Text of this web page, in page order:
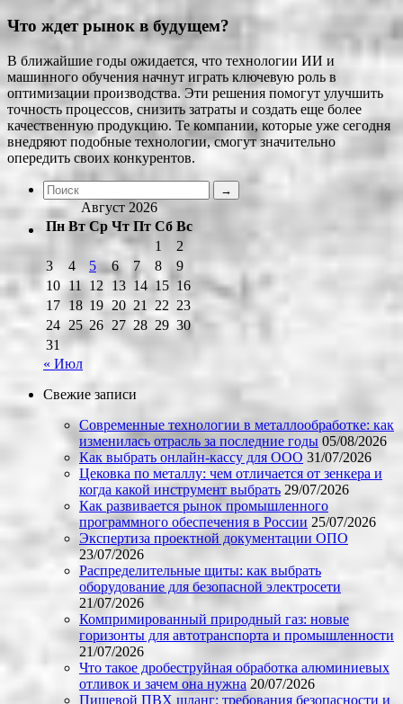
Что ждет рынок в будущем?
В ближайшие годы ожидается, что технологии ИИ и
машинного обучения начнут играть ключевую роль в
оптимизации производства. Эти решения помогут улучшить
точность процессов, снизить затраты и создать еще более
качественную продукцию. Те компании, которые уже сегодня
внедряют подобные технологии, смогут значительно
опередить своих конкурентов.
Август 2026
Пн Вт Ср Чт Пт Сб Вс
1
2
3
4 5 6 7 8
9
10 11 12 13 14 15 16
17 18 19 20 21 22 23
24 25 26 27 28 29 30
31
« Июл
Свежие записи
Современные технологии в металлообработке: как
изменилась отрасль за последние годы 05/08/2026
Как выбрать онлайн-кассу для ООО 31/07/2026
Цековка по металлу: чем отличается от зенкера и
когда какой инструмент выбрать 29/07/2026
Как развивается рынок промышленного
программного обеспечения в России 25/07/2026
Экспертиза проектной документации ОПО
23/07/2026
Распределительные щиты: как выбрать
оборудование для безопасной электросети
21/07/2026
Компримированный природный газ: новые
горизонты для автотранспорта и промышленности
21/07/2026
Что такое дробеструйная обработка алюминиевых
отливок и зачем она нужна 20/07/2026
Пищевой ПВХ шланг: требования безопасности и